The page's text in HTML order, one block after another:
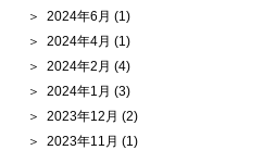
2024年6月(1)
2024年4月(1)
2024年2月(4)
2024年1月(3)
2023年12月(2)
2023年11月(1)